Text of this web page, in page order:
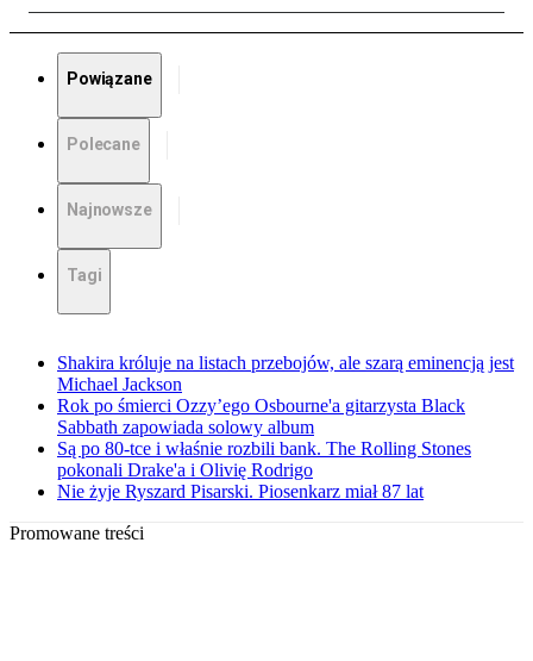
Powiązane
Polecane
Najnowsze
Tagi
Shakira króluje na listach przebojów, ale szarą eminencją jest
Michael Jackson
Rok po śmierci Ozzy’ego Osbourne'a gitarzysta Black
Sabbath zapowiada solowy album
Są po 80-tce i właśnie rozbili bank. The Rolling Stones
pokonali Drake'a i Olivię Rodrigo
Nie żyje Ryszard Pisarski. Piosenkarz miał 87 lat
Promowane treści